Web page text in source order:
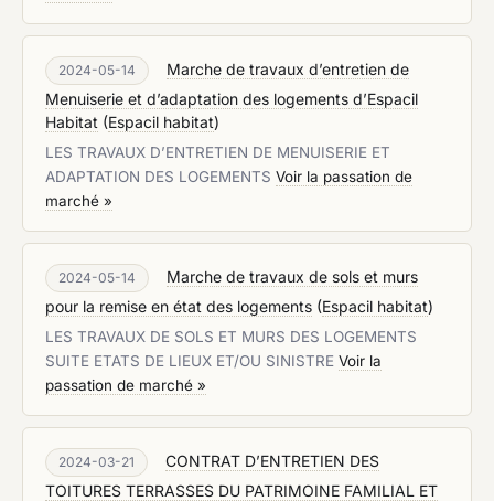
2024-05-14
Marche de travaux d’entretien de
Menuiserie et d’adaptation des logements d’Espacil
Habitat (Espacil habitat)
LES TRAVAUX D’ENTRETIEN DE MENUISERIE ET
ADAPTATION DES LOGEMENTS Voir la passation de
marché »
2024-05-14
Marche de travaux de sols et murs
pour la remise en état des logements (Espacil habitat)
LES TRAVAUX DE SOLS ET MURS DES LOGEMENTS
SUITE ETATS DE LIEUX ET/OU SINISTRE Voir la
passation de marché »
2024-03-21
CONTRAT D’ENTRETIEN DES
TOITURES TERRASSES DU PATRIMOINE FAMILIAL ET